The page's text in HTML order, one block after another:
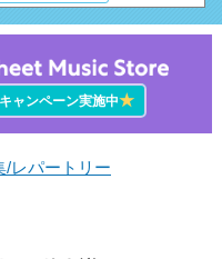
キャンペーン実施中★
/レパートリー